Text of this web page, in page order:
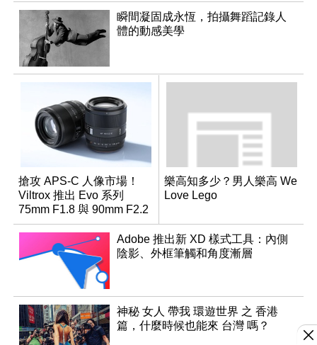
瞬間凝固成永恆，拍攝舞蹈記錄人
體的動感美學
搶攻 APS-C 人像市場！
Viltrox 推出 Evo 系列
75mm F1.8 與 90mm F2.2
雙定焦望遠鏡頭
樂高知多少？男人樂高 We
Love Lego
Adobe 推出新 XD 樣式工具：內側
陰影、外框筆觸和角度漸層
神秘 女人 帶我 環遊世界 之 香港
篇，什麼時候也能來 台灣 嗎？